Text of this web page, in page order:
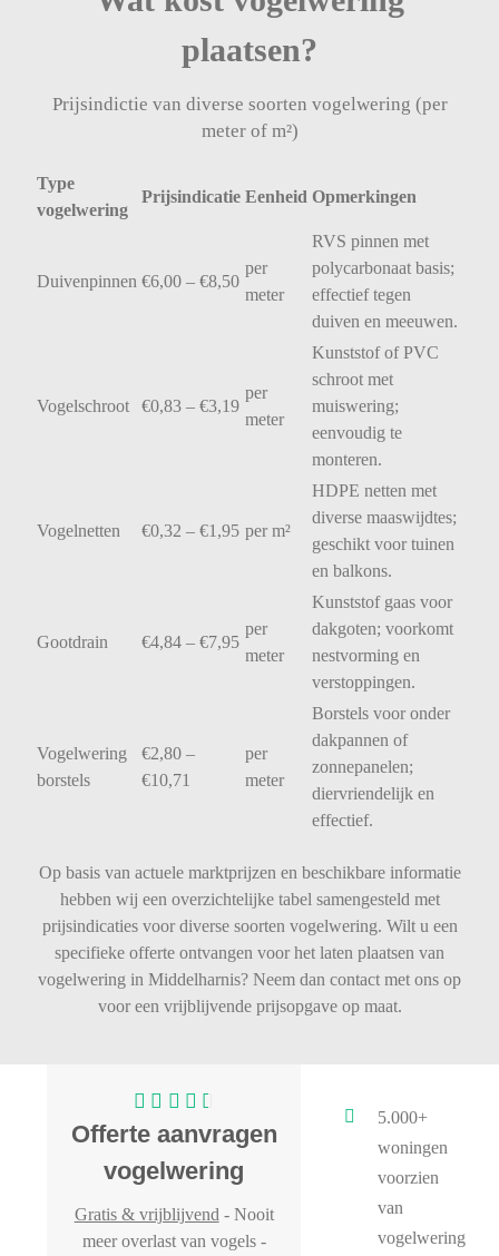
plaatsen?
Prijsindictie van diverse soorten vogelwering (per
meter of m²)
Type
vogelwering
Prijsindicatie Eenheid Opmerkingen
Duivenpinnen €6,00 – €8,50
per
meter
RVS pinnen met
polycarbonaat basis;
effectieftegen
duiven en meeuwen.
Vogelschroot €0,83 – €3,19
per
meter
KunststofofPVC
schroot met
muiswering;
eenvoudig te
monteren.
Vogelnetten €0,32 – €1,95 per m²
HDPE netten met
diverse maaswijdtes;
geschikt voor tuinen
en balkons.
Gootdrain €4,84 – €7,95
per
meter
Kunststof gaas voor
dakgoten; voorkomt
nestvorming en
verstoppingen.
Vogelwering
borstels
€2,80 –
€10,71
per
meter
Borstels voor onder
dakpannen of
zonnepanelen;
diervriendelijk en
effectief.
Op basis van actuele marktprijzen en beschikbare informatie
hebben wij een overzichtelijke tabel samengesteld met
prijsindicaties voor diverse soorten vogelwering. Wilt u een
specifieke offerte ontvangen voor het laten plaatsen van
vogelwering in Middelharnis? Neem dan contact met ons op
voor een vrijblijvende prijsopgave op maat.
Offerte aanvragen
vogelwering
Gratis & vrijblijvend - Nooit
meer overlast van vogels -
5.000+
woningen
voorzien
van
vogelwering